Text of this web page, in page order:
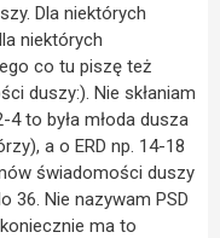
Dla niektórych
niektórych
co tu piszę też
duszy:). Nie skłaniam
4 to była młoda dusza
a o ERD np. 14-18
świadomości duszy
36. Nie nazywam PSD
ma to